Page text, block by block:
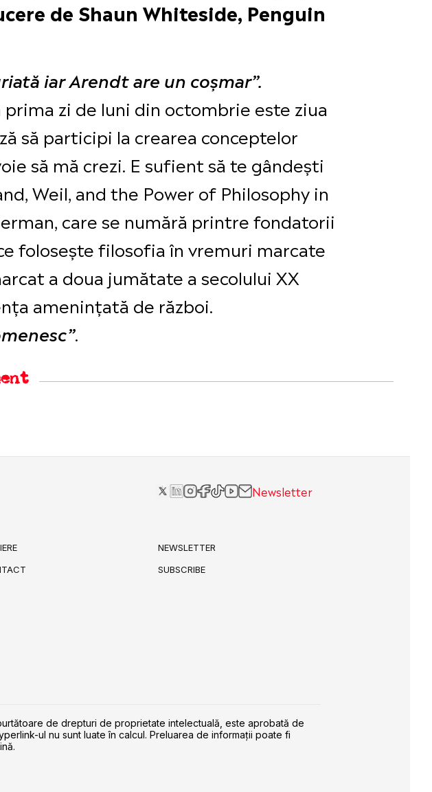
de Shaun Whiteside, Penguin
iar Arendt are un coșmar”.
zi de luni din octombrie este ziua
să participi la crearea conceptelor
să mă crezi. E sufient să te gândești
Weil, and the Power of Philosophy in
care se numără printre fondatorii
folosește filosofia în vremuri marcate
a doua jumătate a secolului XX
amenințată de război.
.
Newsletter
NEWSLETTER
SUBSCRIBE
de drepturi de proprietate intelectuală, este aprobată de
ul nu sunt luate în calcul. Preluarea de informaţii poate fi